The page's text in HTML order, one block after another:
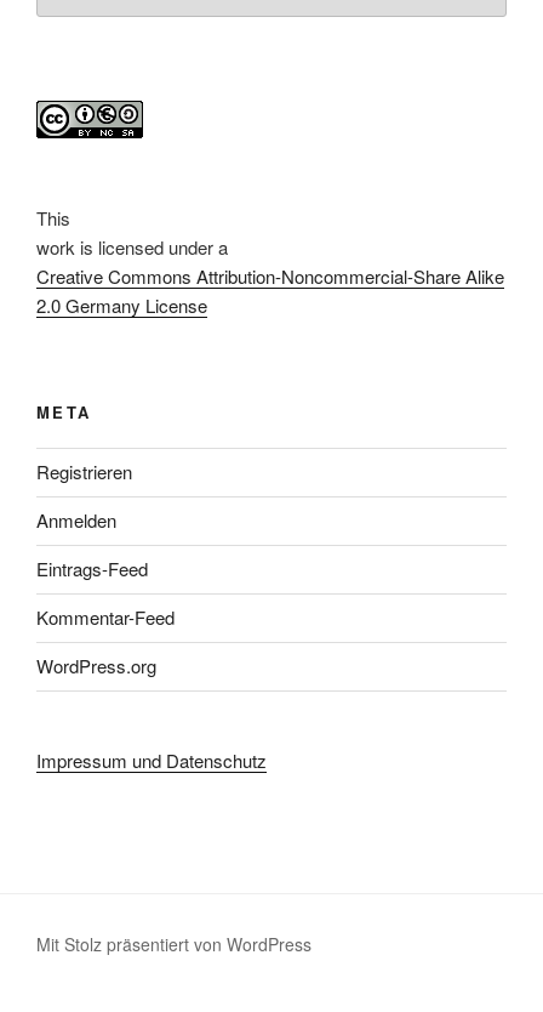
This
work is licensed under a
Creative Commons Attribution-Noncommercial-Share Alike
2.0 Germany License
META
Registrieren
Anmelden
Eintrags-Feed
Kommentar-Feed
WordPress.org
Impressum und Datenschutz
Mit Stolz präsentiert von WordPress